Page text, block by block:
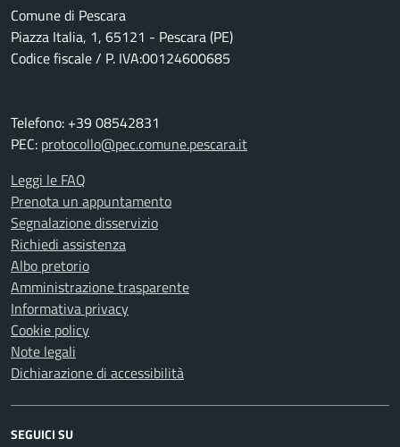
Comune di Pescara
Piazza Italia, 1, 65121 - Pescara (PE)
Codice fiscale / P. IVA:00124600685
Telefono: +39 08542831
PEC: protocollo@pec.comune.pescara.it
Leggi le FAQ
Prenota un appuntamento
Segnalazione disservizio
Richiedi assistenza
Albo pretorio
Amministrazione trasparente
Informativa privacy
Cookie policy
Note legali
Dichiarazione di accessibilità
SEGUICI SU